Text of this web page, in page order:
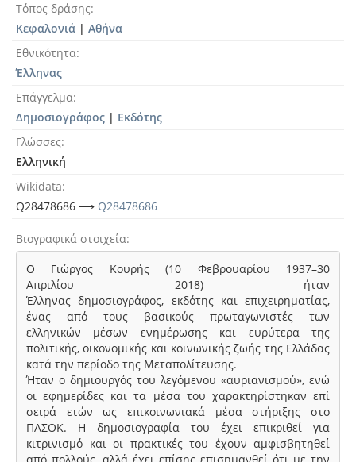
Τόπος δράσης
Κεφαλονιά | Αθήνα
Εθνικότητα
Έλληνας
Επάγγελμα
Δημοσιογράφος | Εκδότης
Γλώσσες
Ελληνική
Wikidata
Q28478686 ⟶ Q28478686
Βιογραφικά στοιχεία
Ο Γιώργος Κουρής (10 Φεβρουαρίου 1937–30
Απριλίου 2018) ήταν
Έλληνας δημοσιογράφος, εκδότης και επιχειρηματίας,
ένας από τους βασικούς πρωταγωνιστές των
ελληνικών μέσων ενημέρωσης και ευρύτερα της
πολιτικής, οικονομικής και κοινωνικής ζωής της Ελλάδας
κατά την περίοδο της Μεταπολίτευσης.
Ήταν ο δημιουργός του λεγόμενου «αυριανισμού», ενώ
οι εφημερίδες και τα μέσα του χαρακτηρίστηκαν επί
σειρά ετών ως επικοινωνιακά μέσα στήριξης στο
ΠΑΣΟΚ. Η δημοσιογραφία του έχει επικριθεί για
κιτρινισμό και οι πρακτικές του έχουν αμφισβητηθεί